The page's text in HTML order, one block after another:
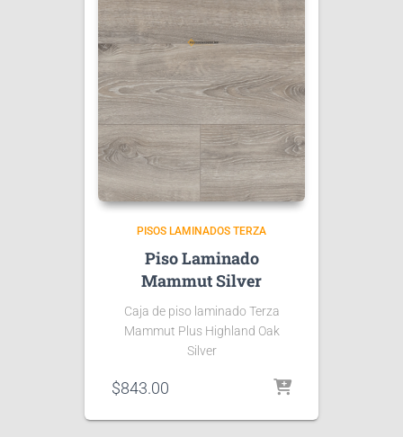
PISOS LAMINADOS TERZA
Piso Laminado
Mammut Silver
Caja de piso laminado Terza
Mammut Plus Highland Oak
Silver
$843.00